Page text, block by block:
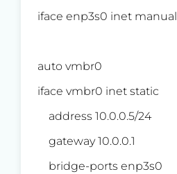
iface enp3s0 inet manual
auto vmbr0
iface vmbr0 inet static
address 10.0.0.5/24
gateway 10.0.0.1
bridge-ports enp3s0